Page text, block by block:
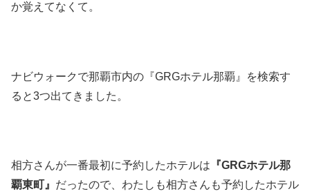
か覚えてなくて。
ナビウォークで那覇市内の『GRGホテル那覇』を検索す
ると3つ出てきました。
相方さんが一番最初に予約したホテルは 『GRGホテル那
覇東町』 だったので、わたしも相方さんも予約したホテル